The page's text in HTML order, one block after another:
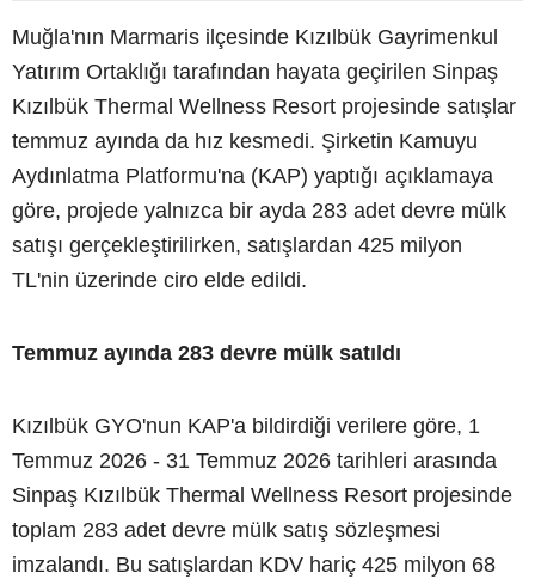
Muğla'nın Marmaris ilçesinde Kızılbük Gayrimenkul
Yatırım Ortaklığı tarafından hayata geçirilen Sinpaş
Kızılbük Thermal Wellness Resort projesinde satışlar
temmuz ayında da hız kesmedi. Şirketin Kamuyu
Aydınlatma Platformu'na (KAP) yaptığı açıklamaya
göre, projede yalnızca bir ayda 283 adet devre mülk
satışı gerçekleştirilirken, satışlardan 425 milyon
TL'nin üzerinde ciro elde edildi.
Temmuz ayında 283 devre mülk satıldı
Kızılbük GYO'nun KAP'a bildirdiği verilere göre, 1
Temmuz 2026 - 31 Temmuz 2026 tarihleri arasında
Sinpaş Kızılbük Thermal Wellness Resort projesinde
toplam 283 adet devre mülk satış sözleşmesi
imzalandı. Bu satışlardan KDV hariç 425 milyon 68